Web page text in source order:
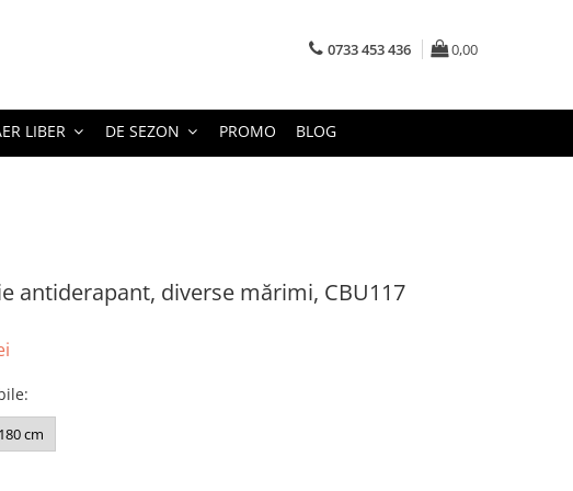
0733 453 436 0,00
LIBER DE SEZON PROMO BLOG
antiderapant, diverse mărimi, CBU117
:
cm